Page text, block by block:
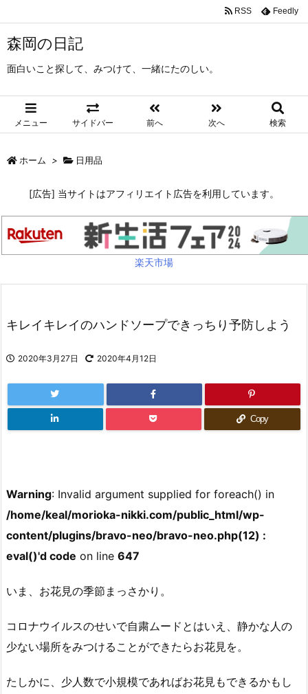
森岡の日記
面白いこと探して、みつけて、一緒にたのしい。
メニュー サイドバー 前へ 次へ 検索
RSS Feedly
ホーム > 日用品
[広告] 当サイトはアフィリエイト広告を利用しています。
楽天市場
キレイキレイのハンドソープできっちり予防しよう
2020年3月27日 2020年4月12日
Copy
Warning: Invalid argument supplied for foreach() in
/home/keal/morioka-nikki.com/public_html/wp-
content/plugins/bravo-neo/bravo-neo.php(12) :
eval()'d code on line 647
いま、お花見の季節まっさかり。
コロナウイルスのせいで自粛ムードとはいえ、静かな人の
少ない場所をみつけることができたらお花見を。
たしかに、少人数で小規模であればお花見もできるかもし